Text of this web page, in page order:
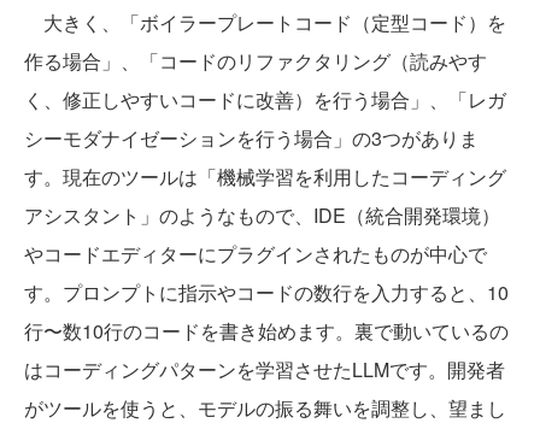
大きく、「ボイラープレートコード（定型コード）を
作る場合」、「コードのリファクタリング（読みやす
く、修正しやすいコードに改善）を行う場合」、「レガ
シーモダナイゼーションを行う場合」の3つがありま
す。現在のツールは「機械学習を利用したコーディング
アシスタント」のようなもので、IDE（統合開発環境）
やコードエディターにプラグインされたものが中心で
す。プロンプトに指示やコードの数行を入力すると、10
行〜数10行のコードを書き始めます。裏で動いているの
はコーディングパターンを学習させたLLMです。開発者
がツールを使うと、モデルの振る舞いを調整し、望まし